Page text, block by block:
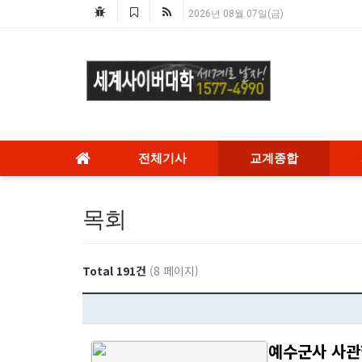
2026년 08월 07일(금)
전체기사 교계종합
목회
Total 191건 (8 페이지)
예수군사 사